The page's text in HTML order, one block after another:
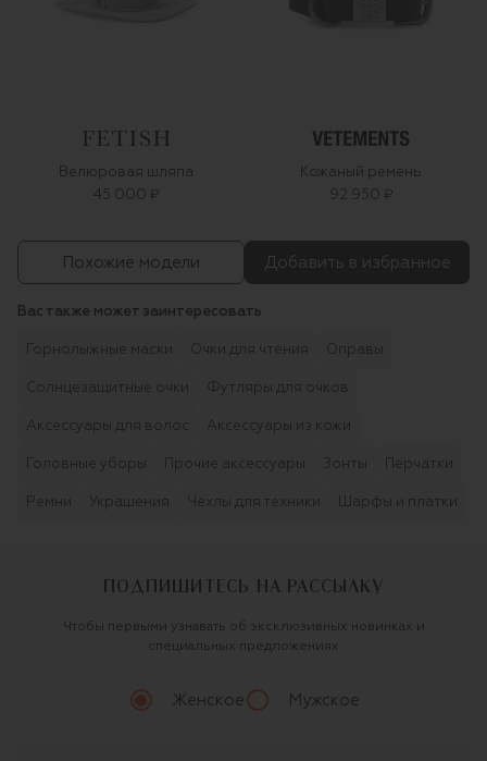
Велюровая шляпа
45 000 ₽
Кожаный ремень
92 950 ₽
Похожие модели Добавить в избранное
Вас также может заинтересовать
Горнолыжные маски Очки для чтения Оправы
Солнцезащитные очки Футляры для очков
Аксессуары для волос Аксессуары из кожи
Головные уборы Прочие аксессуары Зонты Перчатки
Ремни Украшения Чехлы для техники Шарфы и платки
ПОДПИШИТЕСЬ НА РАССЫЛКУ
Чтобы первыми узнавать об эксклюзивных новинках и
специальных предложениях
Женское Мужское